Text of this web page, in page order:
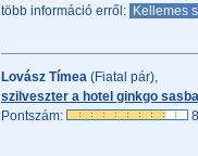
több információ erről: Kellemes
Lovász Tímea (Fiatal pár),
szilveszter a hotel ginkgo
Pontszám: